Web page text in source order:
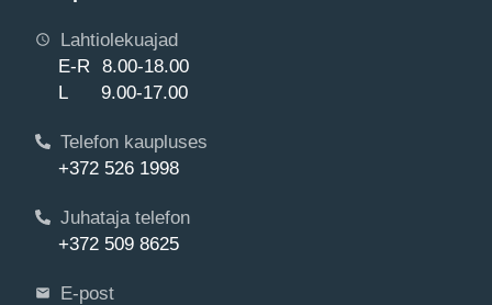
Lahtiolekuajad
E-R 8.00-18.00
L 9.00-17.00
Telefon kaupluses
+372 526 1998
Juhataja telefon
+372 509 8625
E-post